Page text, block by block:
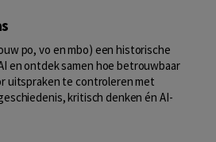
po, vo en mbo) een historische
en ontdek samen hoe betrouwbaar
uitspraken te controleren met
kritisch denken én AI-